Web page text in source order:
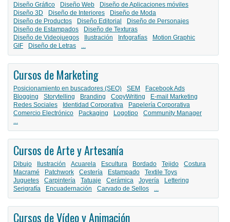
Diseño Gráfico Diseño Web
Diseño de Aplicaciones móviles
Diseño 3D
Diseño de Interiores
Diseño de Moda
Diseño de Productos
Diseño Editorial
Diseño de Personajes
Diseño de Estampados
Diseño de Texturas
Diseño de Videojuegos
Ilustración Infografías
Motion Graphic
GIF
Diseño de Letras ...
Cursos de Marketing
Posicionamiento en buscadores (SEO) SEM
Facebook Ads
Blogging
Storytelling Branding CopyWriting
E-mail Marketing
Redes Sociales
Identidad Corporativa
Papelería Corporativa
Comercio Electrónico
Packaging Logotipo
Community Manager
...
Cursos de Arte y Artesanía
Dibujo Ilustración Acuarela Escultura Bordado Tejido
Costura
Macramé
Patchwork Cestería Estampado
Textile Toys
Juguetes
Carpintería Tatuaje Cerámica Joyería
Lettering
Serigrafía
Encuadernación Carvado de Sellos ...
Cursos de Vídeo y Animación